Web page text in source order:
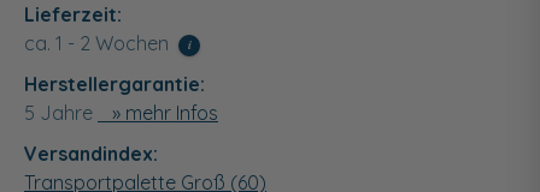
Lieferzeit:
ca. 1 - 2 Wochen
i
Herstellergarantie:
5 Jahre
» mehr Infos
Versandindex:
Transportpalette Groß (60)